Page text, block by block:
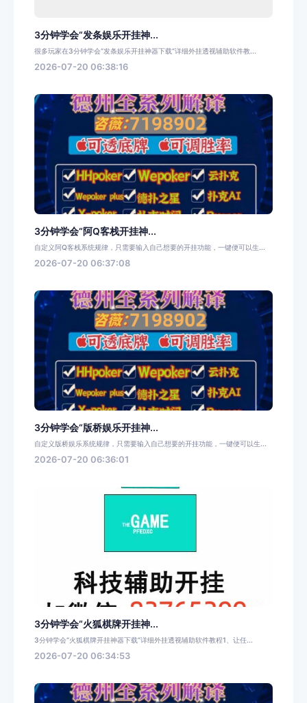
3分钟学会“发条娱乐开挂神...
很多玩家在3分钟学会“发条娱乐开挂神器下载”详细外挂透视辅助软件教...
2026-07-20 06:38:16
3分钟学会“阿Q客栈开挂神...
自定义阿Q客栈系统规律，只需要输入自己想要的开挂功能，一键便可以生...
2026-07-20 06:37:08
3分钟学会“版桥娱乐开挂神...
自定义版桥娱乐系统规律，只需要输入自己想要的开挂功能，一键便可以生...
2026-07-20 06:36:01
3分钟学会“火狐棋牌开挂神...
3分钟学会“火狐棋牌开挂神器下载”详细外挂透视辅助软件教程1、让任...
2026-07-20 06:34:53